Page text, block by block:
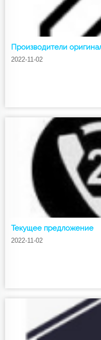
Производители
2022-11-02
Текущее предложение
2022-11-02